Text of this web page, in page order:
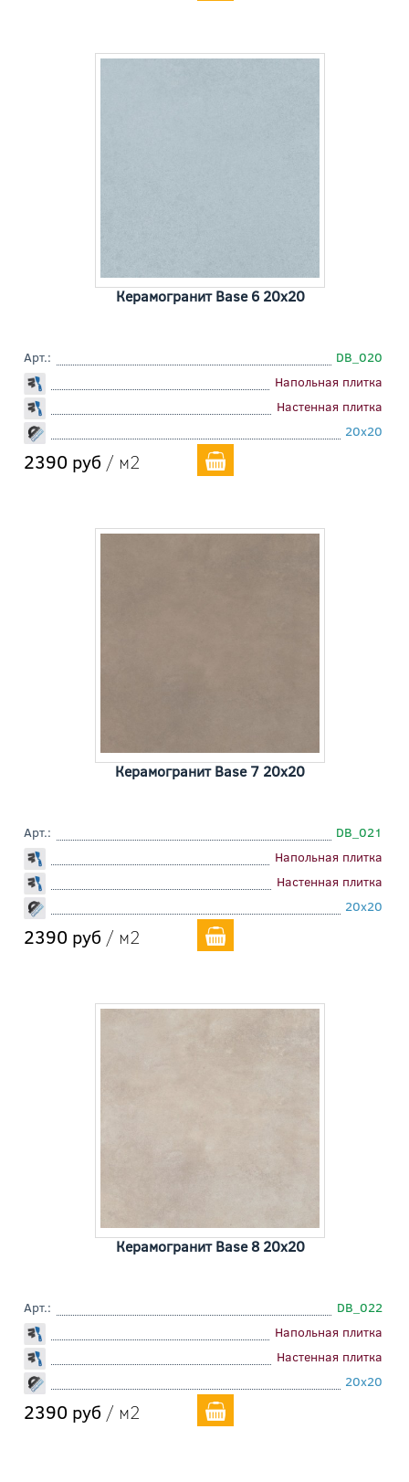
Керамогранит Base 6 20x20
Арт.:
DB_020
Напольная плитка
Настенная плитка
20x20
2390 руб / м2
Керамогранит Base 7 20x20
Арт.:
DB_021
Напольная плитка
Настенная плитка
20x20
2390 руб / м2
Керамогранит Base 8 20x20
Арт.:
DB_022
Напольная плитка
Настенная плитка
20x20
2390 руб / м2